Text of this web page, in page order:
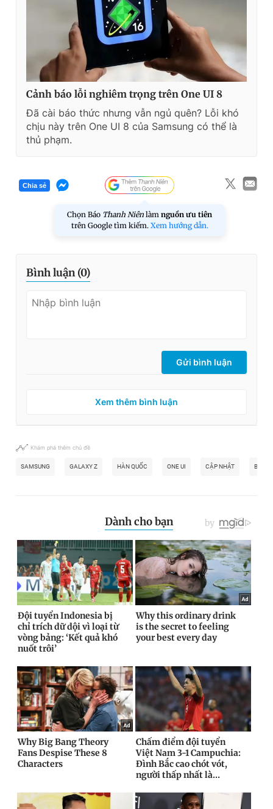
Cảnh báo lỗi nghiêm trọng trên One UI 8
Đã cài báo thức nhưng vẫn ngủ quên? Lỗi khó
chịu này trên One UI 8 của Samsung có thể là
thủ phạm.
Chia sẻ
Chọn Báo Thanh Niên làm nguồn ưu tiên
trên Google tìm kiếm. Xem hướng dẫn.
Bình luận (0)
Gửi bình luận
Xem thêm bình luận
Khám phá thêm chủ đề
SAMSUNG GALAXY Z HÀN QUỐC ONE UI CẬP NHẬT BẢN